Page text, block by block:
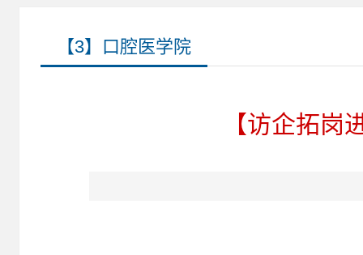
【3】口腔医学院
【访企拓岗